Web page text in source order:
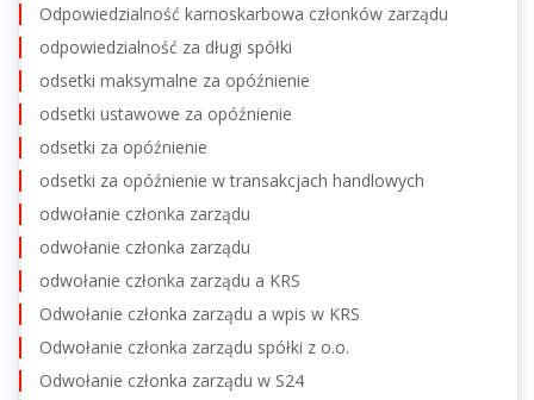
Odpowiedzialność karnoskarbowa członków zarządu
odpowiedzialność za długi spółki
odsetki maksymalne za opóźnienie
odsetki ustawowe za opóźnienie
odsetki za opóźnienie
odsetki za opóźnienie w transakcjach handlowych
odwołanie członka zarządu
odwołanie członka zarządu
odwołanie członka zarządu a KRS
Odwołanie członka zarządu a wpis w KRS
Odwołanie członka zarządu spółki z o.o.
Odwołanie członka zarządu w S24